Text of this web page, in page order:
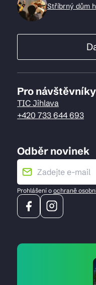
Stříbrný dům
Pro návštěvníky
TIC Jihlava
+420 733 644 693
Odběr novinek
Prohlášení o ochraně